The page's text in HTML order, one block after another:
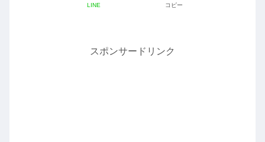
LINE コピー
スポンサードリンク